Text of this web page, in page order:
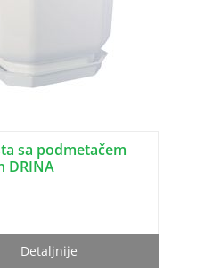
sa podmetačem
DRINA
Detaljnije